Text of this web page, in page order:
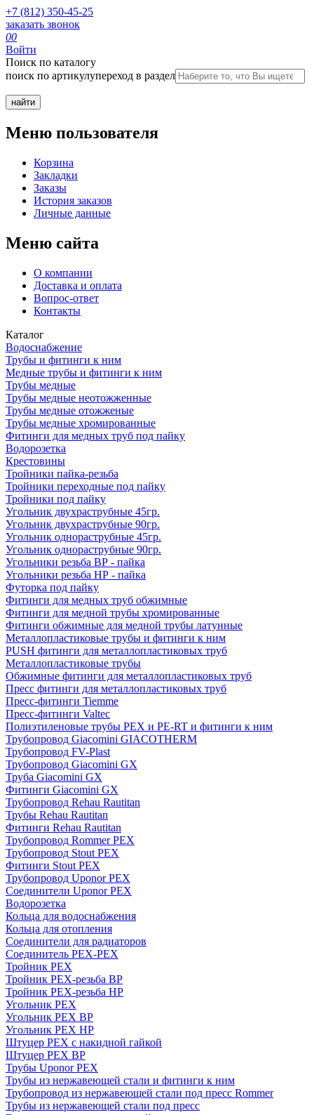
+7 (812) 350-45-25
заказать звонок
00
Войти
Поиск по каталогу
поиск по артикулупереход в раздел
Меню пользователя
Корзина
Закладки
Заказы
История заказов
Личные данные
Меню сайта
О компании
Доставка и оплата
Вопрос-ответ
Контакты
Каталог
Водоснабжение
Трубы и фитинги к ним
Медные трубы и фитинги к ним
Трубы медные
Трубы медные неотожженные
Трубы медные отожженые
Трубы медные хромированные
Фитинги для медных труб под пайку
Водорозетка
Крестовины
Тройники пайка-резьба
Тройники переходные под пайку
Тройники под пайку
Угольник двухраструбные 45гр.
Угольник двухраструбные 90гр.
Угольник однораструбные 45гр.
Угольник однораструбные 90гр.
Угольники резьба ВР - пайка
Угольники резьба НР - пайка
Футорка под пайку
Фитинги для медных труб обжимные
Фитинги для медной трубы хромированные
Фитинги обжимные для медной трубы латунные
Металлопластиковые трубы и фитинги к ним
PUSH фитинги для металлопластиковых труб
Металлопластиковые трубы
Обжимные фитинги для металлопластиковых труб
Пресс фитинги для металлопластиковых труб
Пресс-фитинги Tiemme
Пресс-фитинги Valtec
Полиэтиленовые трубы PEX и PE-RT и фитинги к ним
Трубопровод Giacomini GIACOTHERM
Трубопровод FV-Plast
Трубопровод Giacomini GX
Труба Giacomini GX
Фитинги Giacomini GX
Трубопровод Rehau Rautitan
Трубы Rehau Rautitan
Фитинги Rehau Rautitan
Трубопровод Rommer PEX
Трубопровод Stout PEX
Фитинги Stout PEX
Трубопровод Uponor PEX
Соединители Uponor PEX
Водорозетка
Кольца для водоснабжения
Кольца для отопления
Соединители для радиаторов
Соединитель PEX-PEX
Тройник PEX
Тройник PEX-резьба ВР
Тройник PEX-резьба НР
Угольник PEX
Угольник PEX ВР
Угольник PEX НР
Штуцер PEX c накидной гайкой
Штуцер PEX ВР
Трубы Uponor PEX
Трубы из нержавеющей стали и фитинги к ним
Трубопровод из нержавеющей стали под пресс Rommer
Трубы из нержавеющей стали под пресс